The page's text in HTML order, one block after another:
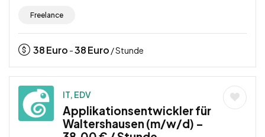
Freelance
38Euro -38Euro / Stunde
IT, EDV
Applikationsentwickler für
Waltershausen (m/w/d) –